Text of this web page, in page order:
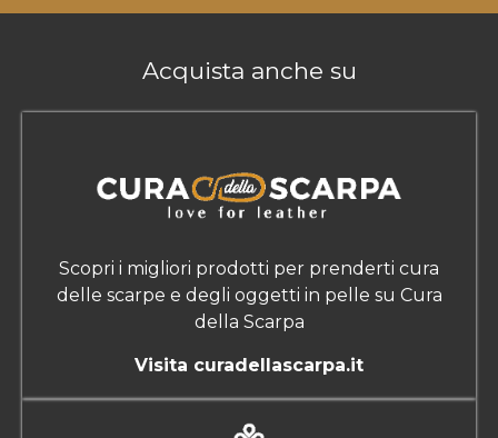
Acquista anche su
Scopri i migliori prodotti per prenderti cura
delle scarpe e degli oggetti in pelle su Cura
della Scarpa
Visita curadellascarpa.it